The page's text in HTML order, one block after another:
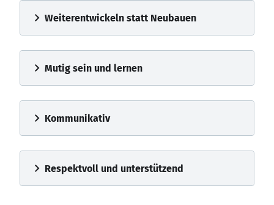
chevron_right Weiterentwickeln statt Neubauen
chevron_right Mutig sein und lernen
chevron_right Kommunikativ
chevron_right Respektvoll und unterstützend